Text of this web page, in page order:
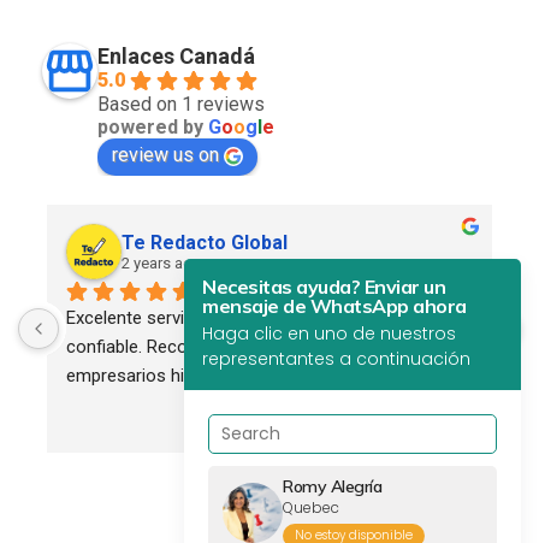
Enlaces Canadá
5.0
Based on 1 reviews
powered by Google
review us on
Te Redacto Global
2 years ago
Excelente servicio. Profesional, eficiente y
confiable. Recomendado para todos los
empresarios hispanos.
Necesitas ayuda? Enviar un
mensaje de WhatsApp ahora
Haga clic en uno de nuestros
representantes a continuación
Romy Alegría
Quebec
No estoy disponible